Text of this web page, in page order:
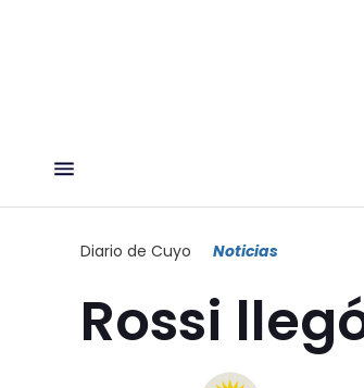
Diario de Cuyo Noticias
Rossi